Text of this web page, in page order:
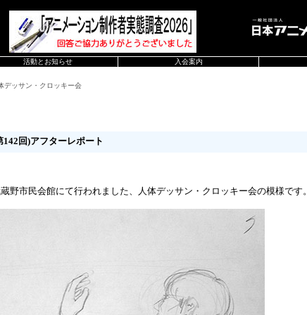
活動とお知らせ 入会案内
デッサン・クロッキー会
142回)アフターレポート
野市民会館にて行われました、人体デッサン・クロッキー会の模様です。